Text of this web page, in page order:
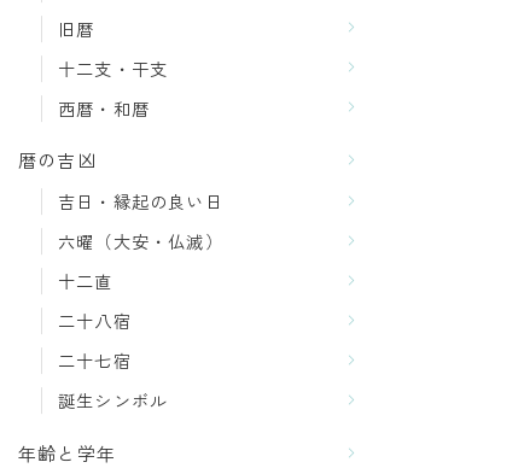
旧暦
十二支・干支
西暦・和暦
暦の吉凶
吉日・縁起の良い日
六曜（大安・仏滅）
十二直
二十八宿
二十七宿
誕生シンボル
年齢と学年